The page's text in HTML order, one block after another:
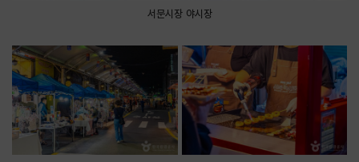
서문시장 야시장